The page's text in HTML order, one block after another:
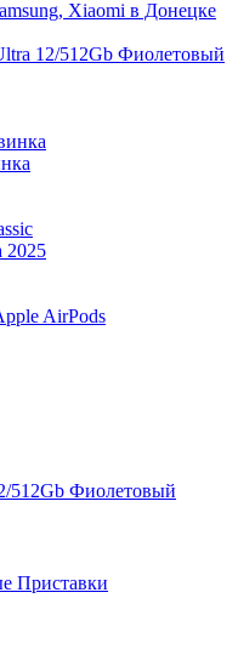
2025
AirPods
Приставки